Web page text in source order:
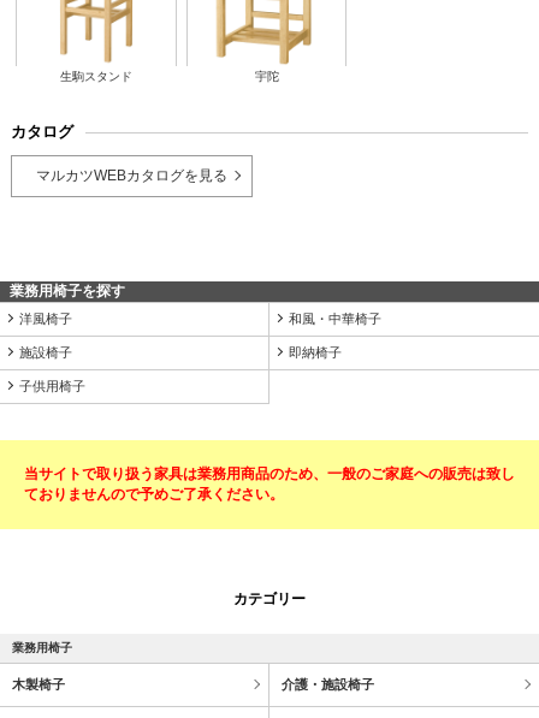
生駒スタンド 宇陀
カタログ
マルカツWEBカタログを見る
業務用椅子を探す
洋風椅子 和風・中華椅子
施設椅子 即納椅子
子供用椅子
当サイトで取り扱う家具は業務用商品のため、一般のご家庭への販売は致し
ておりませんので予めご了承ください。
カテゴリー
業務用椅子
木製椅子 介護・施設椅子